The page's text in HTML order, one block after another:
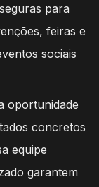
para
feiras e
sociais
oportunidade
concretos
equipe
garantem